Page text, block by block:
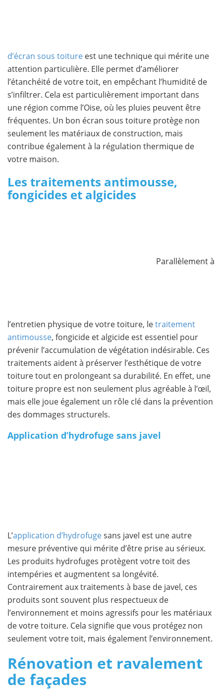
d’écran sous toiture est une technique qui mérite une
attention particulière. Elle permet d’améliorer
l’étanchéité de votre toit, en empêchant l’humidité de
s’infiltrer. Cela est particulièrement important dans
une région comme l’Oise, où les pluies peuvent être
fréquentes. Un bon écran sous toiture protège non
seulement les matériaux de construction, mais
contribue également à la régulation thermique de
votre maison.
Les traitements antimousse,
fongicides et algicides
Parallèlement à
l’entretien physique de votre toiture, letraitement
antimousse, fongicide et algicide est essentiel pour
prévenir l’accumulation de végétation indésirable. Ces
traitements aident à préserver l’esthétique de votre
toiture tout en prolongeant sa durabilité. En effet, une
toiture propre est non seulement plus agréable à l’œil,
mais elle joue également un rôle clé dans la prévention
des dommages structurels.
Application d’hydrofuge sans javel
L’application d’hydrofugesans javel est une autre
mesure préventive qui mérite d’être prise au sérieux.
Les produits hydrofuges protègent votre toit des
intempéries et augmentent sa longévité.
Contrairement aux traitements à base de javel, ces
produits sont souvent plus respectueux de
l’environnement et moins agressifs pour les matériaux
de votre toiture. Cela signifie que vous protégez non
seulement votre toit, mais également l’environnement.
Rénovation et ravalement
de façades